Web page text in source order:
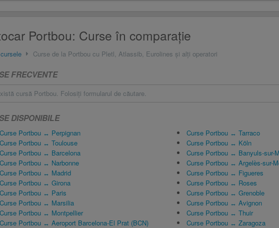
Portbou: Curse în comparaţie
Curse de la Portbou cu Pletl, Atlassib, Eurolines și alți operatori
FRECVENTE
cursă Portbou. Folosiţi formularul de căutare.
DISPONIBILE
Curse Portbou ↔ Perpignan
Curse Portbou ↔ Toulouse
Curse Portbou ↔ Barcelona
Curse Portbou ↔ Narbonne
Curse Portbou ↔ Madrid
Curse Portbou ↔ Girona
Curse Portbou ↔ Paris
Curse Portbou ↔ Marsilia
Curse Portbou ↔ Montpellier
Curse Portbou ↔ Aeroport Barcelona-El Prat (BCN)
Curse Portbou ↔ Tarraco
Curse Portbou ↔ Köln
Curse Portbou ↔ Banyuls-sur-
Curse Portbou ↔ Argelès-sur-
Curse Portbou ↔ Figueres
Curse Portbou ↔ Roses
Curse Portbou ↔ Grenoble
Curse Portbou ↔ Avignon
Curse Portbou ↔ Thuir
Curse Portbou ↔ Zaragoza